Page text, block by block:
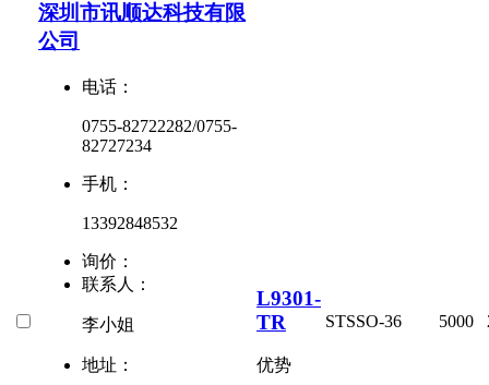
深圳市讯顺达科技有限
公司
电话：
0755-82722282/0755-
82727234
手机：
13392848532
询价：
联系人：
李小姐
地址：
L9301-
TR
优势
STSSO-36 5000